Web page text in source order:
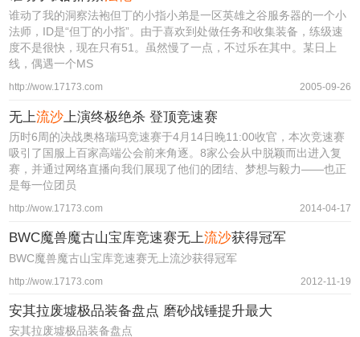
谁动了我的洞察法袍但丁的小指小弟是一区英雄之谷服务器的一个小
法师，ID是“但丁的小指”。由于喜欢到处做任务和收集装备，练级速
度不是很快，现在只有51。虽然慢了一点，不过乐在其中。某日上
线，偶遇一个MS
http://wow.17173.com 2005-09-26
无上流沙 上演终极绝杀 登顶竞速赛
历时6周的决战奥格瑞玛竞速赛于4月14日晚11:00收官，本次竞速赛
吸引了国服上百家高端公会前来角逐。8家公会从中脱颖而出进入复
赛，并通过网络直播向我们展现了他们的团结、梦想与毅力——也正
是每一位团员
http://wow.17173.com 2014-04-17
BWC魔兽魔古山宝库竞速赛无上流沙获得冠军
BWC魔兽魔古山宝库竞速赛无上流沙获得冠军
http://wow.17173.com 2012-11-19
安其拉废墟极品装备盘点 磨砂战锤提升最大
安其拉废墟极品装备盘点